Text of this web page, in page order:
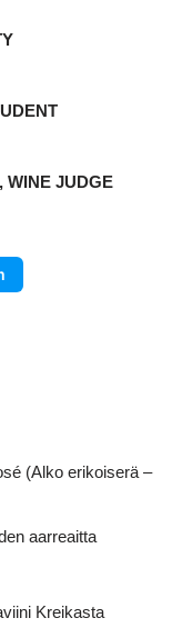
WINE JUDGE
(Alko erikoiserä –
aarreaitta
Kreikasta